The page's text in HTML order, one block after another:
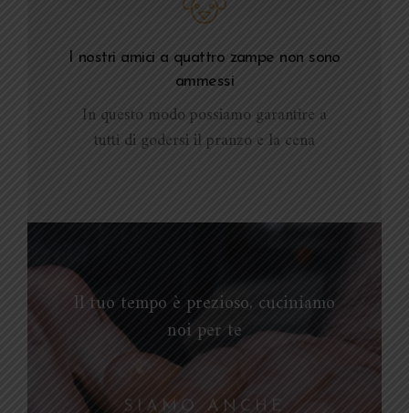
I nostri amici a quattro zampe non sono
ammessi
In questo modo possiamo garantire a
tutti di godersi il pranzo e la cena
Il tuo tempo è prezioso, cuciniamo
noi per te